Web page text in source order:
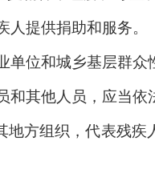
人提供捐助和服务。
单位和城乡基层群
和其他人员，应当依
方组织，代表残疾